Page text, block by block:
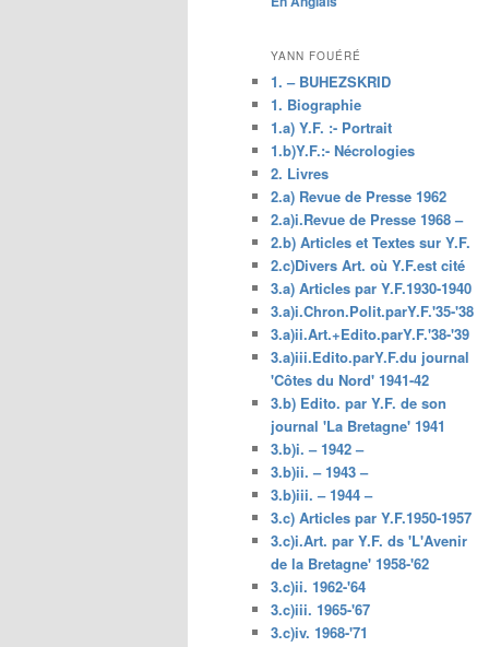
principal
YANN FOUÉRÉ
1. – BUHEZSKRID
1. Biographie
1.a) Y.F. :- Portrait
1.b)Y.F.:- Nécrologies
2. Livres
2.a) Revue de Presse 1962
2.a)i.Revue de Presse 1968 –
2.b) Articles et Textes sur Y.F.
2.c)Divers Art. où Y.F.est cité
3.a) Articles par Y.F.1930-1940
3.a)i.Chron.Polit.parY.F.'35-'38
3.a)ii.Art.+Edito.parY.F.'38-'39
3.a)iii.Edito.parY.F.du journal
'Côtes du Nord' 1941-42
3.b) Edito. par Y.F. de son
journal 'La Bretagne' 1941
3.b)i. – 1942 –
3.b)ii. – 1943 –
3.b)iii. – 1944 –
3.c) Articles par Y.F.1950-1957
3.c)i.Art. par Y.F. ds 'L'Avenir
de la Bretagne' 1958-'62
3.c)ii. 1962-'64
3.c)iii. 1965-'67
3.c)iv. 1968-'71